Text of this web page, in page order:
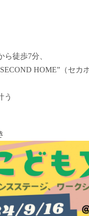
徒歩7分、
HOME”（セカ
う